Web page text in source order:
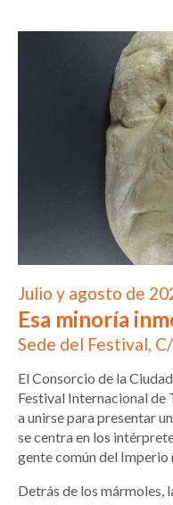
Julio y agosto de
Esa minoría
Sede del Festival,
El Consorcio de la
Festival Internacional de
a unirse para presentar
se centra en los
gente común del Imperio
Detrás de los mármoles,